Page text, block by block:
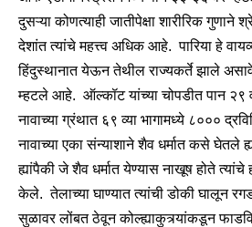
दुसऱ्या कोणत्याही जातीपेक्षा शारीरिक गुणाने
देशांत त्यांचे महत्त्व अधिक आहे. पारिया हे
हिंदुस्थानात येऊन तेथील राज्यकर्ते झाले
म्हटले आहे. ऑल्कॉट यांच्या चोपडीत पान २९
नावाच्या ग्रंथात ६९ व्या भागामध्ये ८०००
नावाच्या एका संन्याशाने शैव धर्मात कसे
ह्यांपैकी जे शैव धर्मात येण्यास नाखूष होते
केले. तेलाच्या घाण्यात त्यांची डोकी घालून
सुळावर लोंबत ठेवून कोल्ह्याकुत्र्यांकडून